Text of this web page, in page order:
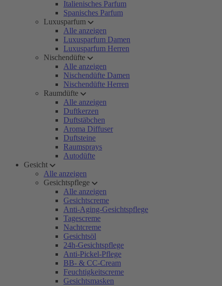
Italienisches Parfum
Spanisches Parfum
Luxusparfum
Alle anzeigen
Luxusparfum Damen
Luxusparfum Herren
Nischendüfte
Alle anzeigen
Nischendüfte Damen
Nischendüfte Herren
Raumdüfte
Alle anzeigen
Duftkerzen
Duftstäbchen
Aroma Diffuser
Duftsteine
Raumsprays
Autodüfte
Gesicht
Alle anzeigen
Gesichtspflege
Alle anzeigen
Gesichtscreme
Anti-Aging-Gesichtspflege
Tagescreme
Nachtcreme
Gesichtsöl
24h-Gesichtspflege
Anti-Pickel-Pflege
BB- & CC-Cream
Feuchtigkeitscreme
Gesichtsmasken